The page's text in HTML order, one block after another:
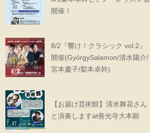
開催！
8/2『響け！クラシック vol.2』
開催(GyörgySalamon/清水陽介/
宮本慶子/梨本卓幹)
【お届け芸術館】清水舞花さん
と演奏しますat善光寺大本願